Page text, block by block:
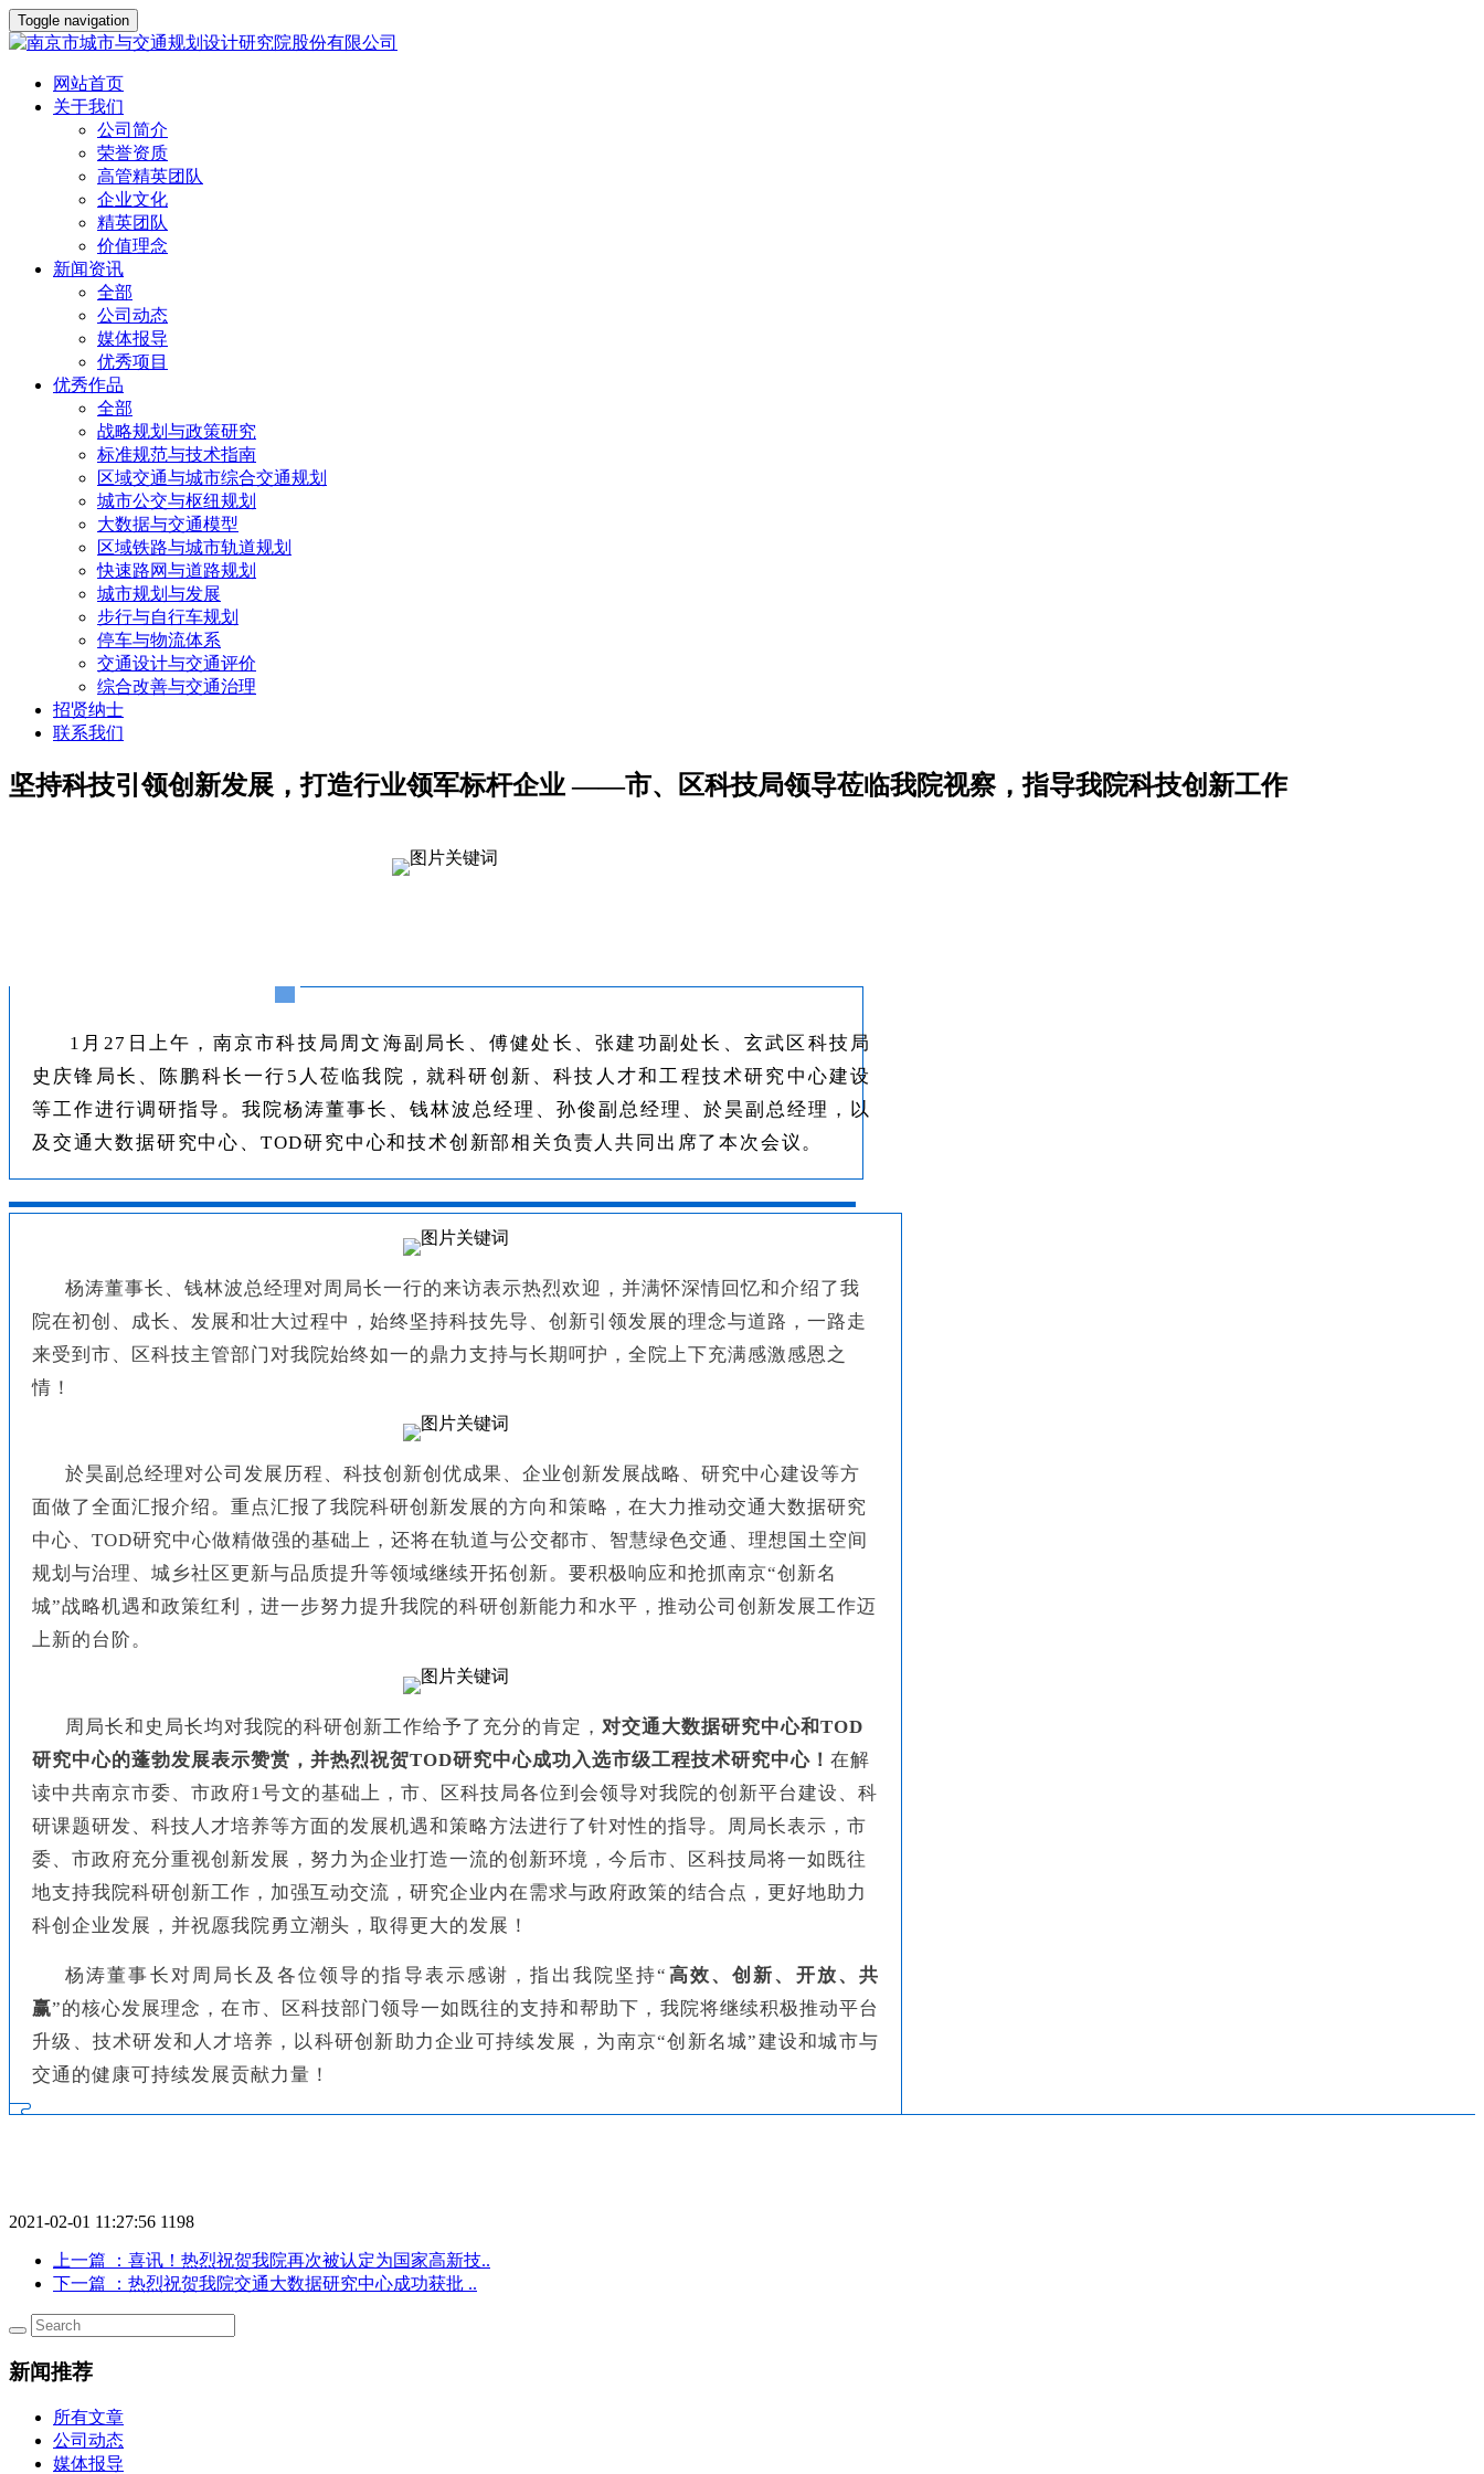
Toggle navigation
网站首页
关于我们
公司简介
荣誉资质
高管精英团队
企业文化
精英团队
价值理念
新闻资讯
全部
公司动态
媒体报导
优秀项目
优秀作品
全部
战略规划与政策研究
标准规范与技术指南
区域交通与城市综合交通规划
城市公交与枢纽规划
大数据与交通模型
区域铁路与城市轨道规划
快速路网与道路规划
城市规划与发展
步行与自行车规划
停车与物流体系
交通设计与交通评价
综合改善与交通治理
招贤纳士
联系我们
坚持科技引领创新发展，打造行业领军标杆企业 ——市、区科技局领导莅临我院视察，指导我院科技创新工作
1月27日上午，南京市科技局周文海副局长、傅健处长、张建功副处长、玄武区科技局
史庆锋局长、陈鹏科长一行5人莅临我院，就科研创新、科技人才和工程技术研究中心建设
等工作进行调研指导。我院杨涛董事长、钱林波总经理、孙俊副总经理、於昊副总经理，以
及交通大数据研究中心、TOD研究中心和技术创新部相关负责人共同出席了本次会议。
杨涛董事长、钱林波总经理对周局长一行的来访表示热烈欢迎，并满怀深情回忆和介绍了我
院在初创、成长、发展和壮大过程中，始终坚持科技先导、创新引领发展的理念与道路，一路走
来受到市、区科技主管部门对我院始终如一的鼎力支持与长期呵护，全院上下充满感激感恩之
情！
於昊副总经理对公司发展历程、科技创新创优成果、企业创新发展战略、研究中心建设等方
面做了全面汇报介绍。重点汇报了我院科研创新发展的方向和策略，在大力推动交通大数据研究
中心、TOD研究中心做精做强的基础上，还将在轨道与公交都市、智慧绿色交通、理想国土空间
规划与治理、城乡社区更新与品质提升等领域继续开拓创新。要积极响应和抢抓南京“创新名
城”战略机遇和政策红利，进一步努力提升我院的科研创新能力和水平，推动公司创新发展工作迈
上新的台阶。
周局长和史局长均对我院的科研创新工作给予了充分的肯定， 对交通大数据研究中心和TOD
研究中心的蓬勃发展表示赞赏，并热烈祝贺TOD研究中心成功入选市级工程技术研究中心！ 在解
读中共南京市委、市政府1号文的基础上，市、区科技局各位到会领导对我院的创新平台建设、科
研课题研发、科技人才培养等方面的发展机遇和策略方法进行了针对性的指导。周局长表示，市
委、市政府充分重视创新发展，努力为企业打造一流的创新环境，今后市、区科技局将一如既往
地支持我院科研创新工作，加强互动交流，研究企业内在需求与政府政策的结合点，更好地助力
科创企业发展，并祝愿我院勇立潮头，取得更大的发展！
杨涛董事长对周局长及各位领导的指导表示感谢，指出我院坚持“ 高效、创新、开放、共
赢”的核心发展理念，在市、区科技部门领导一如既往的支持和帮助下，我院将继续积极推动平台
升级、技术研发和人才培养，以科研创新助力企业可持续发展，为南京“创新名城”建设和城市与
交通的健康可持续发展贡献力量！
2021-02-01 11:27:56 1198
上一篇
：喜讯！热烈祝贺我院再次被认定为国家高新技..
下一篇
：热烈祝贺我院交通大数据研究中心成功获批 ..
新闻推荐
所有文章
公司动态
媒体报导